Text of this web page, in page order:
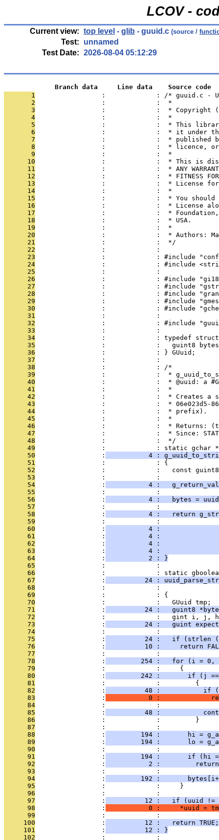
LCOV -
Current view: top level - glib - guuid.c (source /
Test:
unnamed
Test Date: 2026-08-04 05:12:29
             Branch data     Line data    Source code
       1
:             : /* guuid.c -
       2
                 :             :  *
       3
:             :  * Copyright
       4
                 :             :  *
       5
:             :  * This
       6
:             :  * it under
       7
:             :  * published
       8
:             :  * licence,
       9
                 :             :  *
      10
:             :  * This is
      11
:             :  * ANY
      12
:             :  * FITNESS
      13
:             :  * License
      14
                 :             :  *
      15
:             :  * You
      16
:             :  * License
      17
:             :  *
      18
                 :             :  * USA.
      19
                 :             :  *
      20
:             :  * Authors:
      21
                 :             :  */
      22
                 :             :
      23
:             : #include
      24
:             : #include
      25
                 :             :
      26
:             : #include
      27
:             : #include
      28
:             : #include
      29
:             : #include
      30
:             : #include
      31
                 :             :
      32
:             : #include
      33
                 :             :
      34
:             : typedef
      35
:             :   guint8
      36
                 :             : } GUuid;
      37
                 :             :
      38
                 :             : /*
      39
:             :  *
      40
:             :  * @uuid: a
      41
                 :             :  *
      42
:             :  * Creates a
      43
:             :  * 06e023d5-
      44
                 :             :  * prefix).
      45
                 :             :  *
      46
:             :  * Returns:
      47
:             :  * Since:
      48
                 :             :  */
      49
                 :             : static gchar *
      50
                 :
4 :
      51
                 :             : {
      52
:             :   const
      53
                 :             :
      54
                 :
4 :
      55
                 :             :
      56
                 :
4 :   bytes =
      57
                 :             :
      58
                 :
4 :   return
      59
:             :
      60
                 :
4 :
      61
                 :
4 :
      62
                 :
4 :
      63
                 :
4 :
      64
                 :
           2 : }
      65
                 :             :
      66
:             : static
      67
                 :
24 :
      68
:             :
      69
                 :             : {
      70
                 :             :   GUuid tmp;
      71
                 :
24 :   guint8
      72
:             :   gint i, j,
      73
                 :
24 :   guint
      74
                 :             :
      75
                 :
24 :   if (strlen
      76
                 :
10 :     return
      77
                 :             :
      78
                 :
254 :   for (i = 0,
      79
                 :             :     {
      80
                 :
242 :       if (j
      81
                 :             :         {
      82
                 :
48 :           if
      83
                 :
0 :
      84
                 :             :
      85
                 :
48 :
      86
                 :             :         }
      87
                 :             :
      88
                 :
194 :       hi =
      89
                 :
194 :       lo =
      90
                 :             :
      91
                 :
194 :       if (hi
      92
                 :
2 :
      93
                 :             :
      94
                 :
192 :
      95
                 :             :     }
      96
                 :             :
      97
                 :
12 :   if (uuid !=
      98
                 :
0 :     *uuid =
      99
                 :             :
     100
                 :
          12 :   return TRUE;
     101
                 :
          12 : }
     102
                 :             :